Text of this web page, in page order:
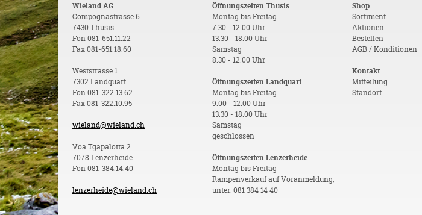
Wieland AG
Compognastrasse 6
7430 Thusis
Fon 081-651.11.22
Fax 081-651.18.60
Weststrasse 1
7302 Landquart
Fon 081-322.13.62
Fax 081-322.10.95
wieland@wieland.ch
Voa Tgapalotta 2
7078 Lenzerheide
Fon 081-384.14.40
lenzerheide@wieland.ch
Öffnungszeiten Thusis
Montag bis Freitag
7.30 - 12.00 Uhr
13.30 - 18.00 Uhr
Samstag
8.30 - 12.00 Uhr
Öffnungszeiten Landquart
Montag bis Freitag
9.00 - 12.00 Uhr
13.30 - 18.00 Uhr
Samstag
geschlossen
Öffnungszeiten Lenzerheide
Montag bis Freitag
Rampenverkauf auf Voranmeldung,
unter: 081 384 14 40
Shop
Sortiment
Aktionen
Bestellen
AGB / Konditionen
Kontakt
Mitteilung
Standort